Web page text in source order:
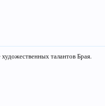
талантов Брая.